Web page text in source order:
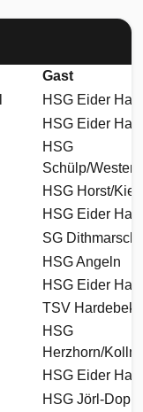
Gast
HSG Eider
HSG Eider
HSG
Schülp/
HSG Horst/
HSG Eider
SG
HSG Angeln
HSG Eider
TSV Hardebek
HSG
Herzhorn/
HSG Eider
HSG Jörl-